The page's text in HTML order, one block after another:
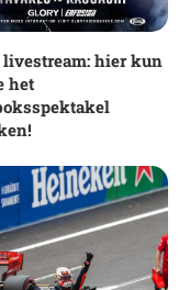
livestream: hier kun
het